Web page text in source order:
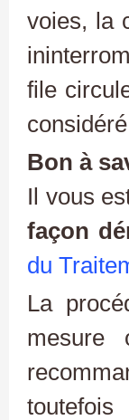
voies, la
file
Bon à
Il vous
façon
du
La
mesure